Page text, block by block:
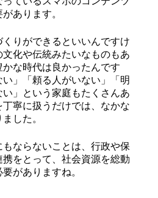
あります。
りができるといいんですけ
化や伝統みたいなものもあ
な時代は良かったんです
」「頼る人がいない」「明
」という家庭もたくさんあ
寧に扱うだけでは、なかな
した。
ならないことは、行政や保
をとって、社会資源を総動
がありますね。